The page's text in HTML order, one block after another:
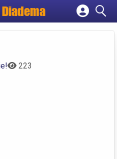
Diadema
empresa
conta
223